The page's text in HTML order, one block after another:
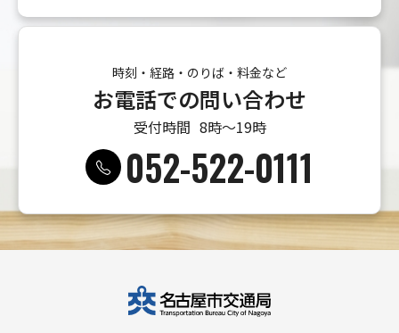
時刻・経路・のりば・料金など
お電話での問い合わせ
受付時間 8時〜19時
052-522-0111